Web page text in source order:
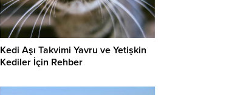
Kedi Aşı Takvimi Yavru ve Yetişkin
Kediler İçin Rehber